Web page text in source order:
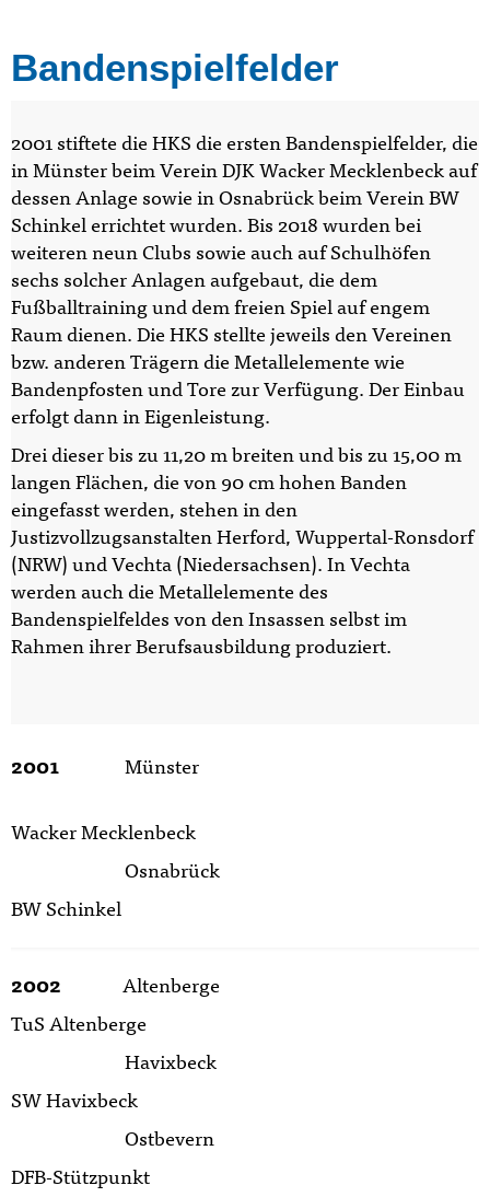
Bandenspielfelder
2001 stiftete die HKS die ersten Bandenspielfelder, die
in Münster beim Verein DJK Wacker Mecklenbeck auf
dessen Anlage sowie in Osnabrück beim Verein BW
Schinkel errichtet wurden. Bis 2018 wurden bei
weiteren neun Clubs sowie auch auf Schulhöfen
sechs solcher Anlagen aufgebaut, die dem
Fußballtraining und dem freien Spiel auf engem
Raum dienen. Die HKS stellte jeweils den Vereinen
bzw. anderen Trägern die Metallelemente wie
Bandenpfosten und Tore zur Verfügung. Der Einbau
erfolgt dann in Eigenleistung.
Drei dieser bis zu 11,20 m breiten und bis zu 15,00 m
langen Flächen, die von 90 cm hohen Banden
eingefasst werden, stehen in den
Justizvollzugsanstalten Herford, Wuppertal-Ronsdorf
(NRW) und Vechta (Niedersachsen). In Vechta
werden auch die Metallelemente des
Bandenspielfeldes von den Insassen selbst im
Rahmen ihrer Berufsausbildung produziert.
2001 Münster
Wacker Mecklenbeck
Osnabrück
BW Schinkel
2002 Altenberge
TuS Altenberge
Havixbeck
SW Havixbeck
Ostbevern
DFB-Stützpunkt